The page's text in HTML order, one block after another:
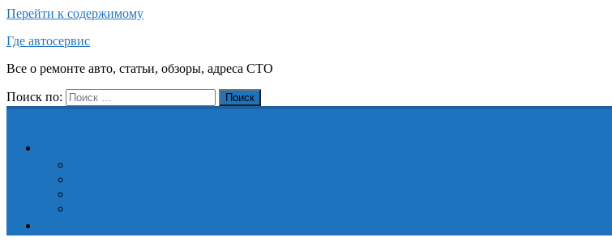
Перейти к содержимому
Где автосервис
Все о ремонте авто, статьи, обзоры, адреса СТО
Поиск по: Поиск